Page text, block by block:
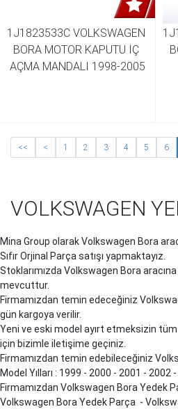
1J1823533C VOLKSWAGEN
BORA MOTOR KAPUTU İÇ
AÇMA MANDALI 1998-2005
<< < 1 2 3 4 5 6
VOLKSWAGEN
Mina Group olarak Volkswagen Bora
Sıfır Orjinal Parça satışı yapmaktayız.
Stoklarımızda Volkswagen Bora
mevcuttur.
Firmamızdan temin edeceğiniz
gün kargoya verilir.
Yeni ve eski model ayırt etmeksizin
için bizimle iletişime geçiniz.
Firmamızdan temin edebileceğiniz
Model Yılları : 1999 - 2000 - 2001 - 2002
Firmamızdan Volkswagen Bora Yedek
Volkswagen Bora Yedek Parça -